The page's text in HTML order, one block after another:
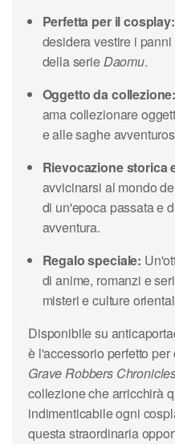
Perfetta per il cosplay:
desidera vestire i
della serieDaomu.
Oggetto da collezione:
ama collezionare
e alle saghe
Rievocazione storica
avvicinarsi al mondo
di un'epoca passata e
avventura.
Regalo speciale:
di anime, romanzi e
misteri e culture
Disponibile su
è l'accessorio perfetto per
Grave Robbers
collezione che arricchirà
indimenticabile ogni
questa straordinaria